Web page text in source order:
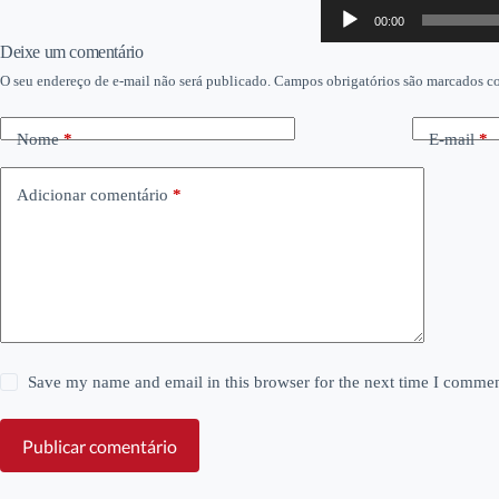
Tocador
áudio
00:00
Deixe um comentário
O seu endereço de e-mail não será publicado. Campos obrigatórios são marcados
Nome* E-mail*
Adicionar comentário *
Save my name and email in this browser for the next time I
Publicar comentário